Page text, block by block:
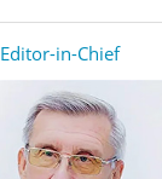
Editor-in-Chief